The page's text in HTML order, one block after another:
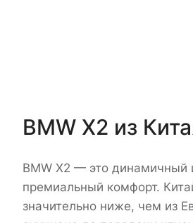
BMW X2 из
BMW X2 — это динамичный
премиальный комфорт.
значительно ниже, чем из